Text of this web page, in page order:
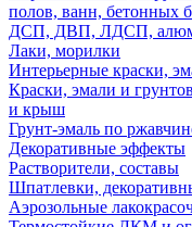
полов, ванн, бетонных
ДСП, ДВП, ЛДСП,
Лаки, морилки
Интерьерные краски,
Краски, эмали и
и крыш
Грунт-эмаль по
Декоративные эффекты
Растворители, составы
Шпатлевки,
Аэрозольные